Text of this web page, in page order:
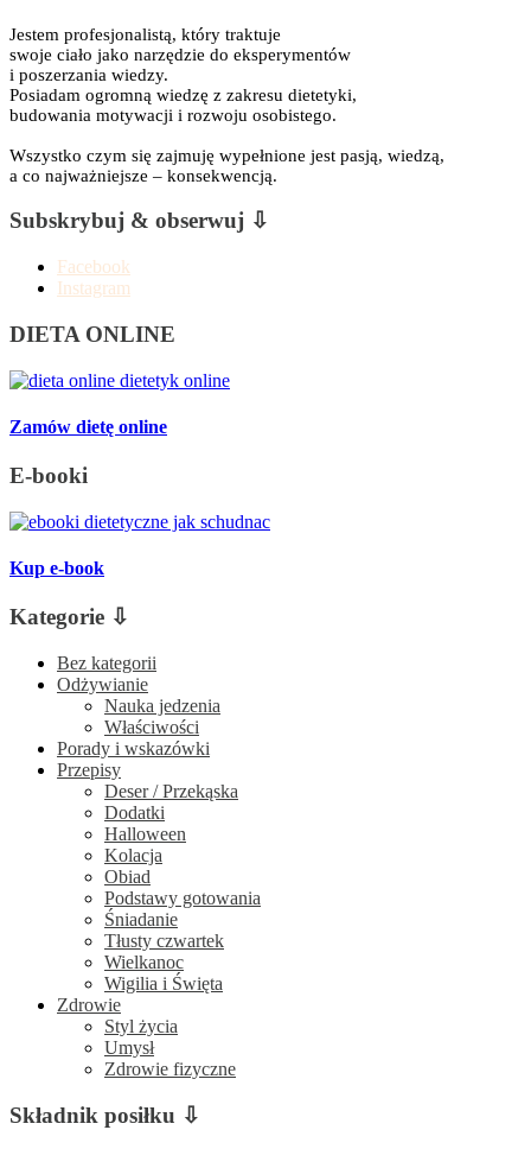
Jestem profesjonalistą, który traktuje
swoje ciało jako narzędzie do eksperymentów
i poszerzania wiedzy.
Posiadam ogromną wiedzę z zakresu dietetyki,
budowania motywacji i rozwoju osobistego.
Wszystko czym się zajmuję wypełnione jest pasją, wiedzą,
a co najważniejsze – konsekwencją.
Subskrybuj & obserwuj ⇩
Facebook
Instagram
DIETA ONLINE
Zamów dietę online
E-booki
Kup e-book
Kategorie ⇩
Bez kategorii
Odżywianie
Nauka jedzenia
Właściwości
Porady i wskazówki
Przepisy
Deser / Przekąska
Dodatki
Halloween
Kolacja
Obiad
Podstawy gotowania
Śniadanie
Tłusty czwartek
Wielkanoc
Wigilia i Święta
Zdrowie
Styl życia
Umysł
Zdrowie fizyczne
Składnik posiłku ⇩